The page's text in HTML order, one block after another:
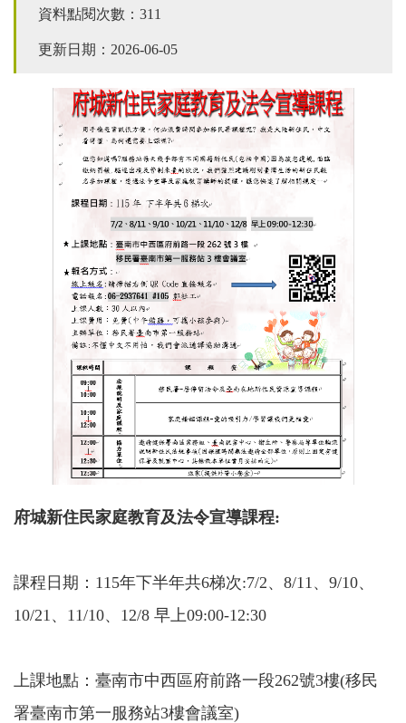
資料點閱次數：311
更新日期：2026-06-05
府城新住民家庭教育及法令宣導課程:
課程日期：115年下半年共6梯次:7/2、8/11、9/10、
10/21、11/10、12/8 早上09:00-12:30
上課地點：臺南市中西區府前路一段262號3樓(移民
署臺南市第一服務站3樓會議室)